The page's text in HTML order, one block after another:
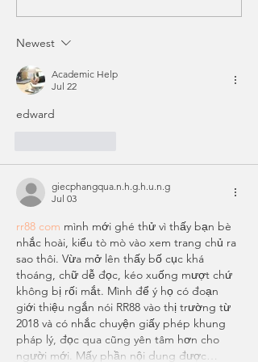
Issue 3. -February
Newest
Academic Help
Jul 22
edward
giecphangqua.n.h.g.h.u.n.g
Jul 03
rr88 com mình mới ghé thử vì thấy bạn bè
nhắc hoài, kiểu tò mò vào xem trang chủ ra
sao thôi. Vừa mở lên thấy bố cục khá
thoáng, chữ dễ đọc, kéo xuống mượt chứ
không bị rối mắt. Mình để ý họ có đoạn
giới thiệu ngắn nói RR88 vào thị trường từ
2018 và có nhắc chuyện giấy phép khung
pháp lý, đọc qua cũng yên tâm hơn cho
người mới. Mấy phần nội dung được…